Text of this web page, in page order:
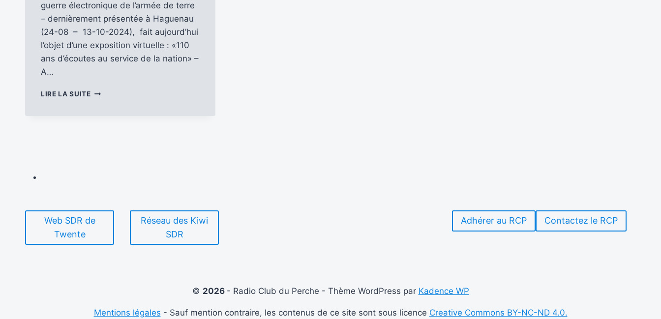
guerre électronique de l’armée de terre
– dernièrement présentée à Haguenau
(24-08 – 13-10-2024), fait aujourd’hui
l’objet d’une exposition virtuelle : «110
ans d’écoutes au service de la nation» –
A…
LIRE LA SUITEUNE
Web SDR de
Twente
Réseau des Kiwi
SDR
Adhérer au RCP Contactez le RCP
© 2026 - Radio Club du Perche - Thème WordPress par Kadence WP
Mentions légales - Sauf mention contraire, les contenus de ce site sont sous licence Creative Commons BY-NC-ND 4.0.